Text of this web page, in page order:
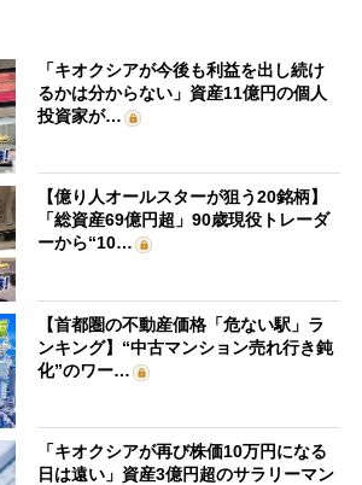
「キオクシアが今後も利益を出し続け
るかは分からない」資産11億円の個人
投資家が…
【億り人オールスターが狙う20銘柄】
「総資産69億円超」90歳現役トレーダ
ーから“10…
【首都圏の不動産価格「危ない駅」ラ
ンキング】“中古マンション売れ行き鈍
化”のワー…
「キオクシアが再び株価10万円になる
日は遠い」資産3億円超のサラリーマン